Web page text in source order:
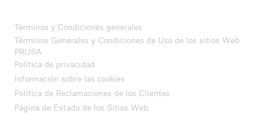
Términos y Condiciones generales
Términos Generales y Condiciones de Uso de los sitios Web
PRUSA
Política de privacidad
Información sobre las cookies
Política de Reclamaciones de los Clientes
Página de Estado de los Sitios Web